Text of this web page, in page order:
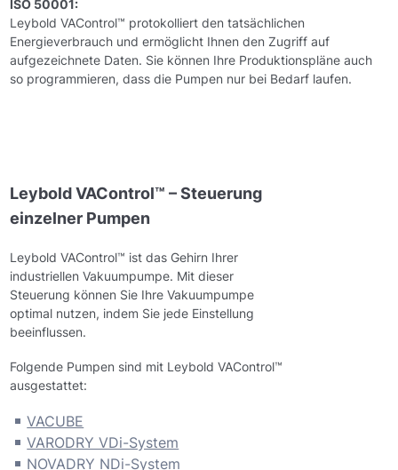
ISO 50001:
Leybold VAControl™ protokolliert den tatsächlichen
Energieverbrauch und ermöglicht Ihnen den Zugriff auf
aufgezeichnete Daten. Sie können Ihre Produktionspläne auch
so programmieren, dass die Pumpen nur bei Bedarf laufen.
Leybold VAControl™ – Steuerung
einzelner Pumpen
Leybold VAControl™ ist das Gehirn Ihrer
industriellen Vakuumpumpe. Mit dieser
Steuerung können Sie Ihre Vakuumpumpe
optimal nutzen, indem Sie jede Einstellung
beeinflussen.
Folgende Pumpen sind mit Leybold VAControl™
ausgestattet:
VACUBE
VARODRY VDi-System
NOVADRY NDi-System